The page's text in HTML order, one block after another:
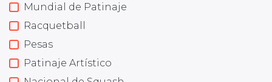
Mundial de Patinaje
Racquetball
Pesas
Patinaje Artístico